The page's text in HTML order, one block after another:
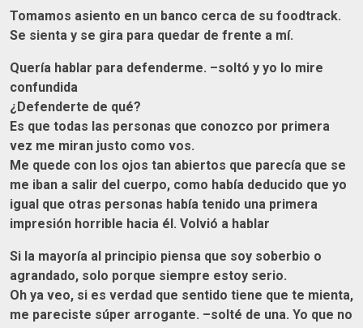
Tomamos asiento en un banco cerca de su foodtrack.
Se sienta y se gira para quedar de frente a mí.
Quería hablar para defenderme. –soltó y yo lo mire
confundida
¿Defenderte de qué?
Es que todas las personas que conozco por primera
vez me miran justo como vos.
Me quede con los ojos tan abiertos que parecía que se
me iban a salir del cuerpo, como había deducido que yo
igual que otras personas había tenido una primera
impresión horrible hacia él. Volvió a hablar
Si la mayoría al principio piensa que soy soberbio o
agrandado, solo porque siempre estoy serio.
Oh ya veo, si es verdad que sentido tiene que te mienta,
me pareciste súper arrogante. –solté de una. Yo que no